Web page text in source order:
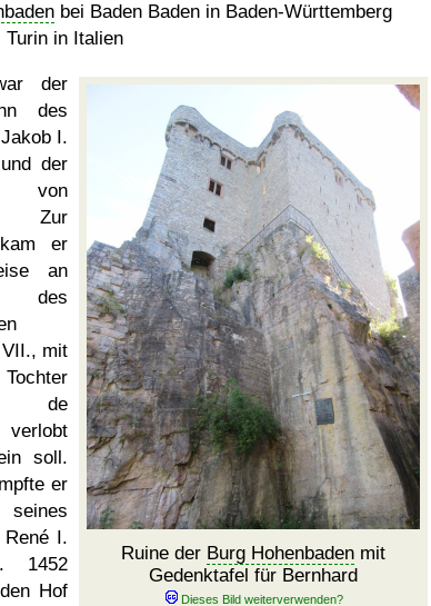
bei Baden Baden in Baden-Württemberg
Turin in Italien
Ruine der Burg Hohenbaden mit
Gedenktafel für Bernhard
der
des
I.
der
von
Zur
er
an
des
mit
de
soll.
er
René I.
1452
Hof